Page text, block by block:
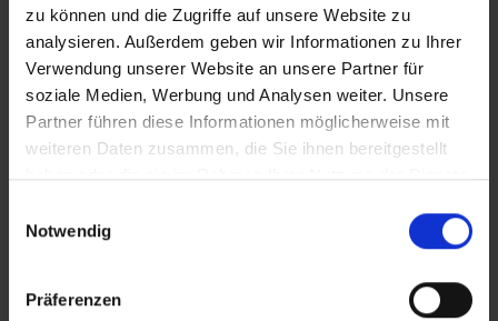
zu können und die Zugriffe auf unsere Website zu
analysieren. Außerdem geben wir Informationen zu Ihrer
Verwendung unserer Website an unsere Partner für
soziale Medien, Werbung und Analysen weiter. Unsere
Partner führen diese Informationen möglicherweise mit
weiteren Daten zusammen, die Sie ihnen bereitgestellt
haben oder die sie im Rahmen Ihrer Nutzung der Dienste
Notwendig
Präferenzen
In Sicherheit in Deutschland, in Gedanken im Krieg
VERTICAL_Pflegegrad_CLEAN
Zusätzliches Material